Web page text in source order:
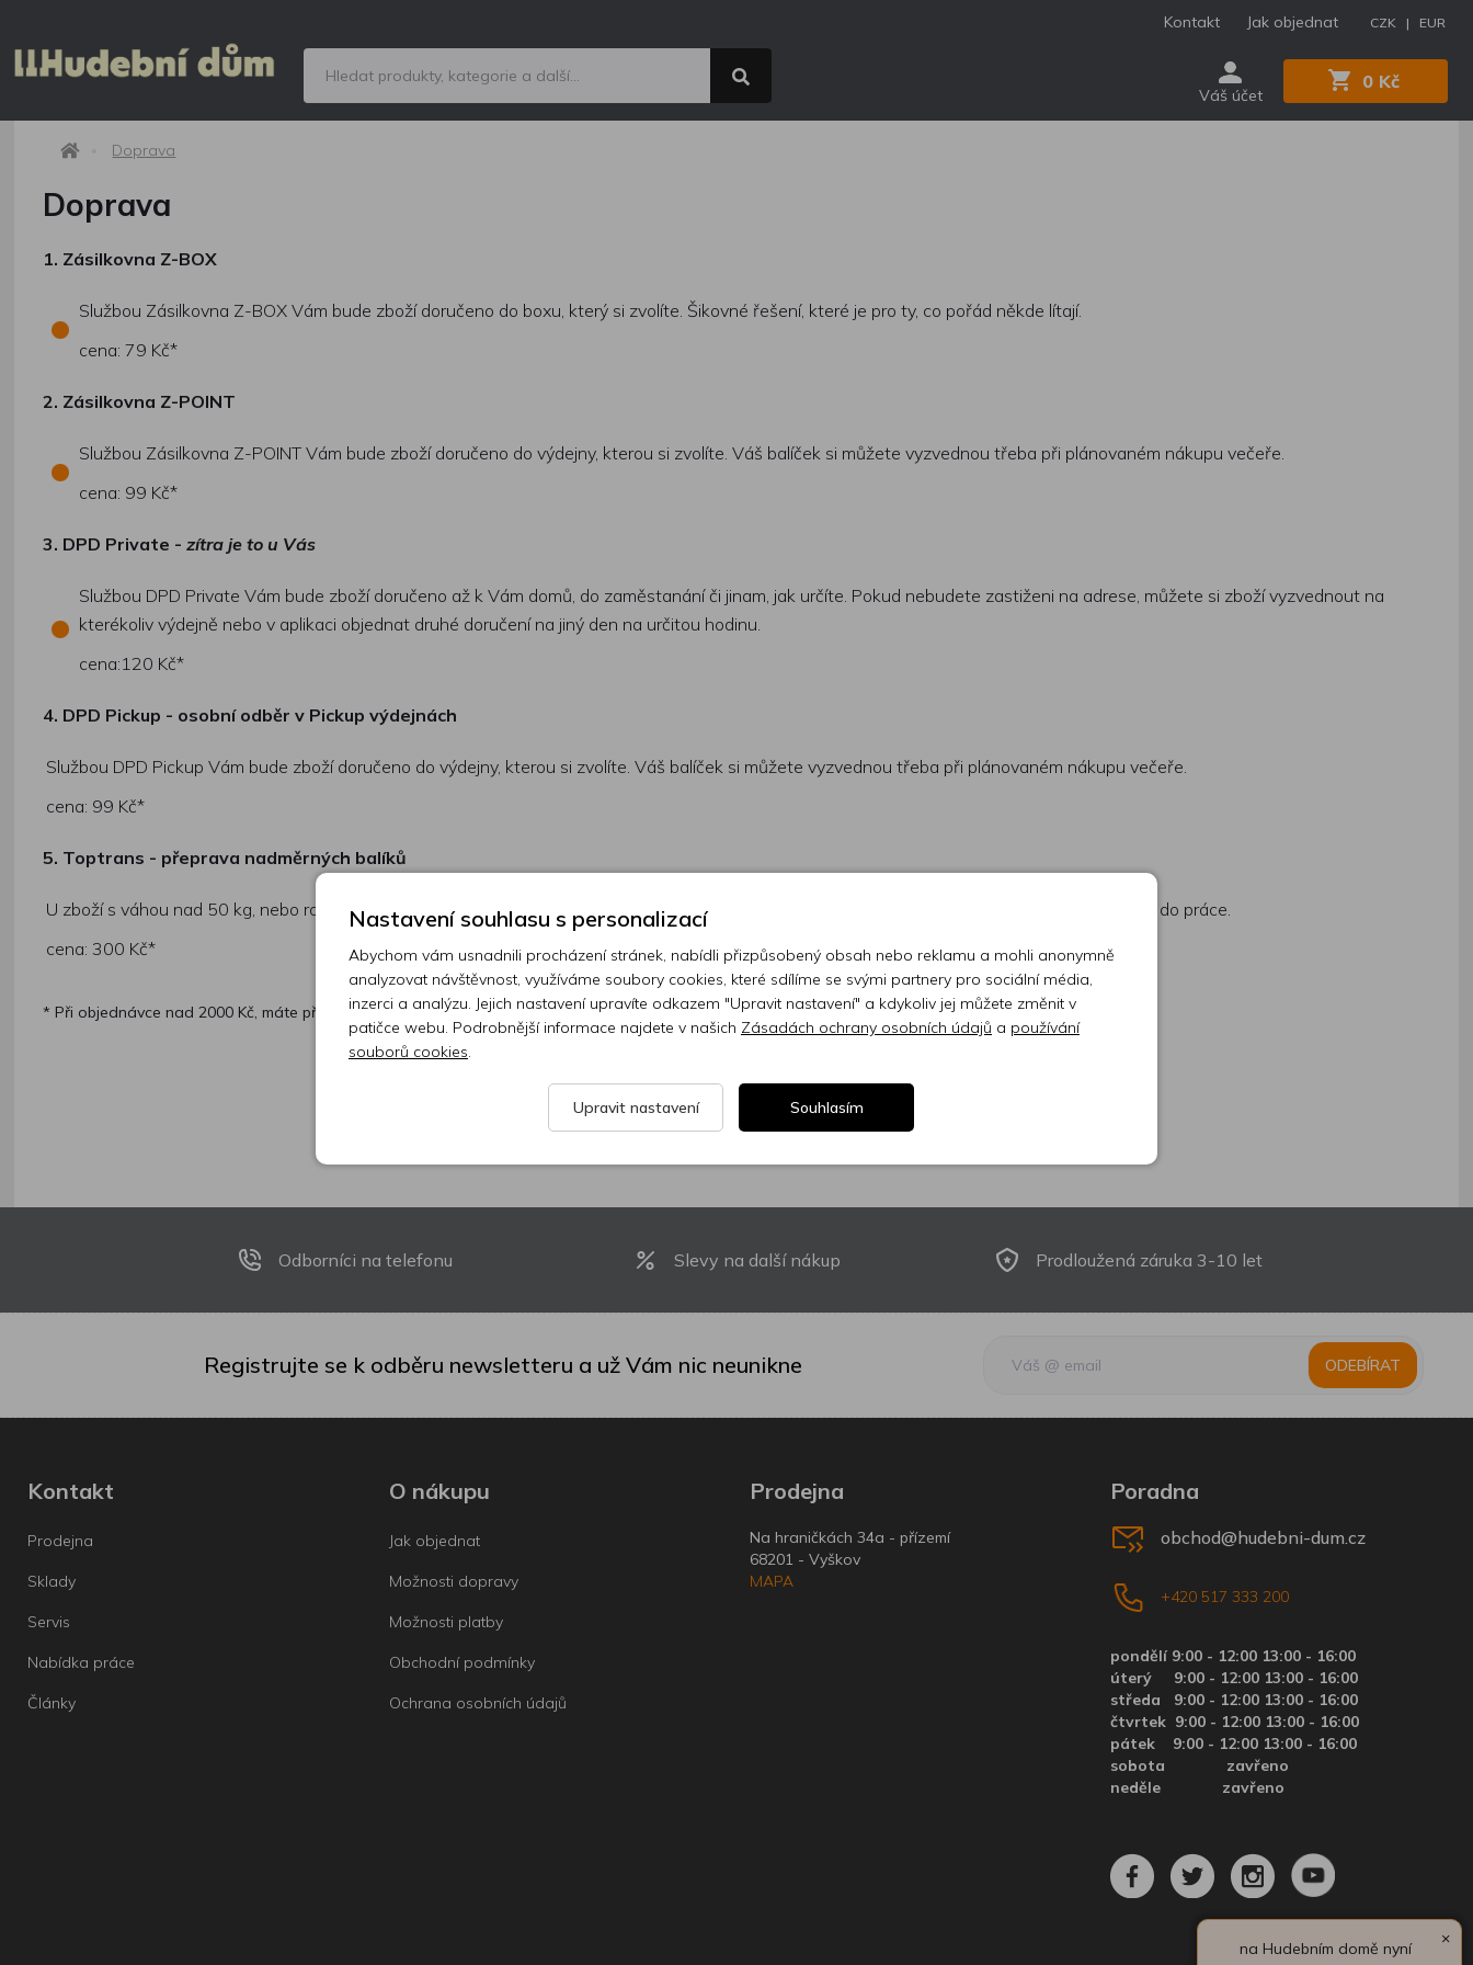
Kontakt Jak objednat CZK | EUR
Váš účet
0 Kč
Doprava
Doprava
1. Zásilkovna Z-BOX
Službou Zásilkovna Z-BOX Vám bude zboží doručeno do boxu, který si zvolíte. Šikovné řešení, které je pro ty, co pořád někde lítají.
cena: 79 Kč*
2. Zásilkovna Z-POINT
Službou Zásilkovna Z-POINT Vám bude zboží doručeno do výdejny, kterou si zvolíte. Váš balíček si můžete vyzvednou třeba při plánovaném nákupu večeře.
cena: 99 Kč*
3. DPD Private - zítra je to u Vás
Službou DPD Private Vám bude zboží doručeno až k Vám domů, do zaměstanání či jinam, jak určíte. Pokud nebudete zastiženi na adrese, můžete si zboží vyzvednout na
kterékoliv výdejně nebo v aplikaci objednat druhé doručení na jiný den na určitou hodinu.
cena:120 Kč*
4. DPD Pickup - osobní odběr v Pickup výdejnách
Službou DPD Pickup Vám bude zboží doručeno do výdejny, kterou si zvolíte. Váš balíček si můžete vyzvednou třeba při plánovaném nákupu večeře.
cena: 99 Kč*
5. Toptrans - přeprava nadměrných balíků
U zboží s váhou nad 50 kg, nebo rozměry při součtu stran nad 300 cm. Můžete využít službu Toptrans, která vám balík doručí až k vám domů, či do práce.
cena: 300 Kč*
* Při objednávce nad 2000 Kč, máte přepravu ZDARMA!
Odborníci na telefonu Slevy na další nákup Prodloužená záruka 3-10 let
Registrujte se k odběru newsletteru a už Vám nic neunikne ODEBÍRAT
Kontakt
Prodejna
Sklady
Servis
Nabídka práce
Články
O nákupu
Jak objednat
Možnosti dopravy
Možnosti platby
Obchodní podmínky
Ochrana osobních údajů
Prodejna
Na hraničkách 34a - přízemí
68201 - Vyškov
MAPA
Poradna
obchod@hudebni-dum.cz
+420 517 333 200
pondělí 9:00 - 12:00 13:00 - 16:00
úterý 9:00 - 12:00 13:00 - 16:00
středa 9:00 - 12:00 13:00 - 16:00
čtvrtek 9:00 - 12:00 13:00 - 16:00
pátek 9:00 - 12:00 13:00 - 16:00
sobota zavřeno
neděle zavřeno
Nastavení souhlasu s personalizací
Abychom vám usnadnili procházení stránek, nabídli přizpůsobený obsah nebo reklamu a mohli anonymně
analyzovat návštěvnost, využíváme soubory cookies, které sdílíme se svými partnery pro sociální média,
inzerci a analýzu. Jejich nastavení upravíte odkazem "Upravit nastavení" a kdykoliv jej můžete změnit v
patičce webu. Podrobnější informace najdete v našich Zásadách ochrany osobních údajů a používání
souborů cookies.
Upravit nastavení Souhlasím
×
na Hudebním domě nyní